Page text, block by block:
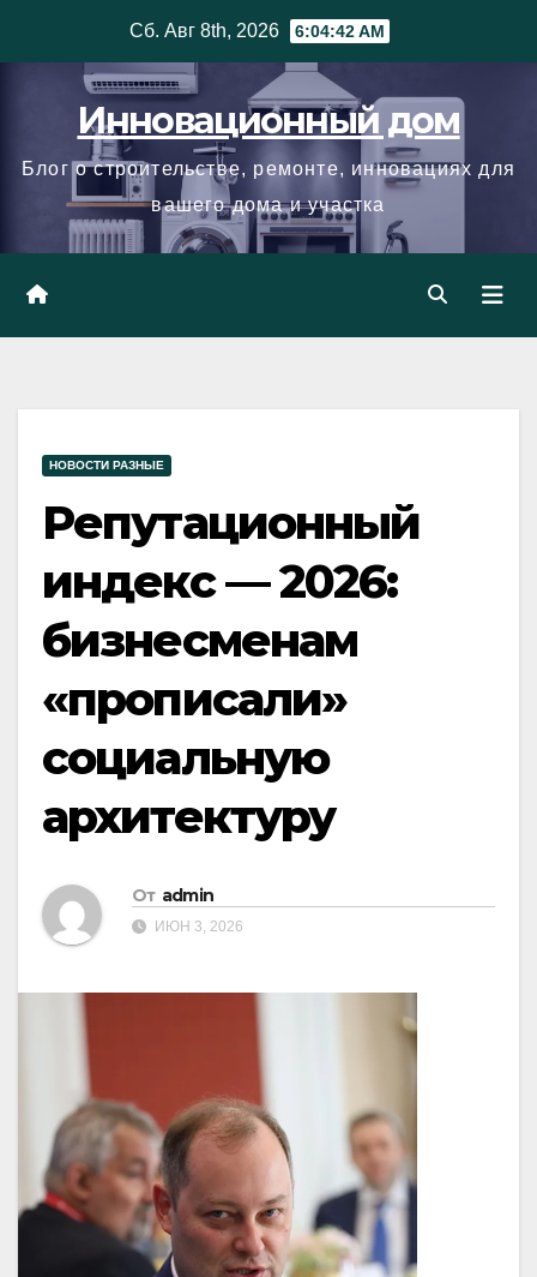
Сб. Авг 8th, 2026 6:04:44 AM
Инновационный дом
Блог о строительстве, ремонте, инновациях для
вашего дома и участка
НОВОСТИ РАЗНЫЕ
Репутационный
индекс — 2026:
бизнесменам
«прописали»
социальную
архитектуру
От admin
ИЮН 3, 2026